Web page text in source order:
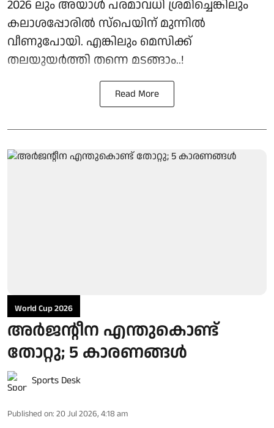
2026 ലും അയാൾ പരമാവധി ശ്രമിച്ചെങ്കിലും
കലാശപ്പോരിൽ സ്‌പെയിന് മുന്നിൽ
വീണുപോയി. എങ്കിലും മെസിക്ക്
തലയുയർത്തി തന്നെ മടങ്ങാം..!
Read More
World Cup 2026
അര്‍ജന്റീന എന്തുകൊണ്ട്
തോറ്റു; 5 കാരണങ്ങള്‍
Sports Desk
Published on: 20 Jul 2026, 4:18 am